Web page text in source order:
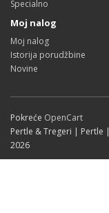
Specialno
Moj nalog
Moj nalog
Istorija porudžbine
Novine
Pokreće OpenCart
Pertle & Tregeri |
2026